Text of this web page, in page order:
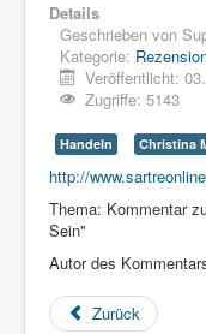
Kontakt
Impressum
Details
Geschrieben von
Kategorie:
Veröffentlicht:
Zugriffe: 5143
Handeln Christina
http://
Thema: Kommentar
Sein"
Autor des
Zurück